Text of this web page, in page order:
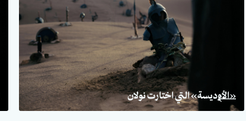
«الأوديسة» التي اختارت نولان